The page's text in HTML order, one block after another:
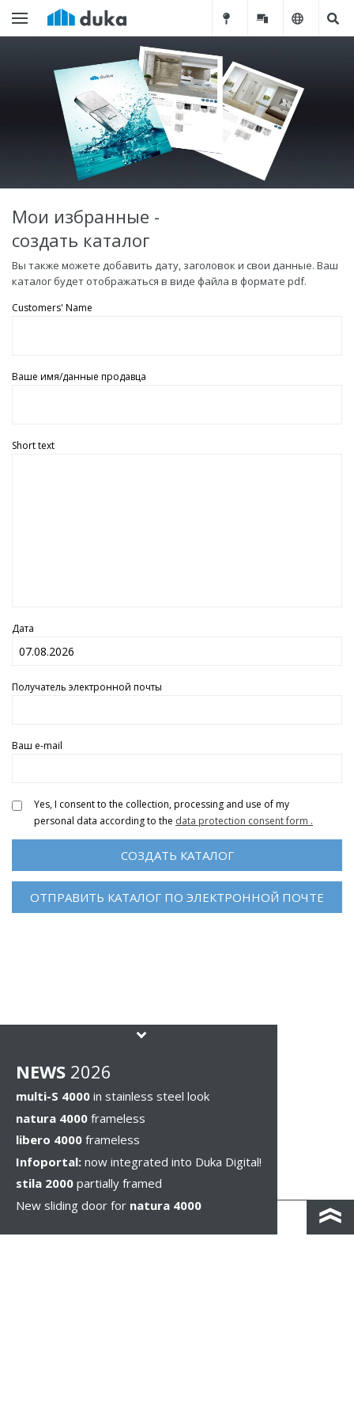
Мои избранные -
создать каталог
Вы также можете добавить дату, заголовок и свои данные. Ваш
каталог будет отображаться в виде файла в формате pdf.
Customers' Name
Ваше имя/данные продавца
Short text
Дата
Получатель электронной почты
Ваш e-mail
Yes, I consent to the collection, processing and use of my
personal data according to the data protection consent form .
NEWS 2026
multi-S 4000 in stainless steel look
natura 4000 frameless
libero 4000 frameless
Infoportal: now integrated into Duka Digital!
stila 2000 partially framed
New sliding door for natura 4000